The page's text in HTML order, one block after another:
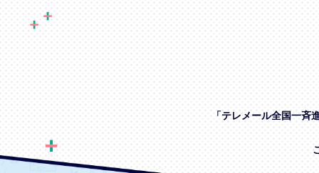
「テレメール全国一斉